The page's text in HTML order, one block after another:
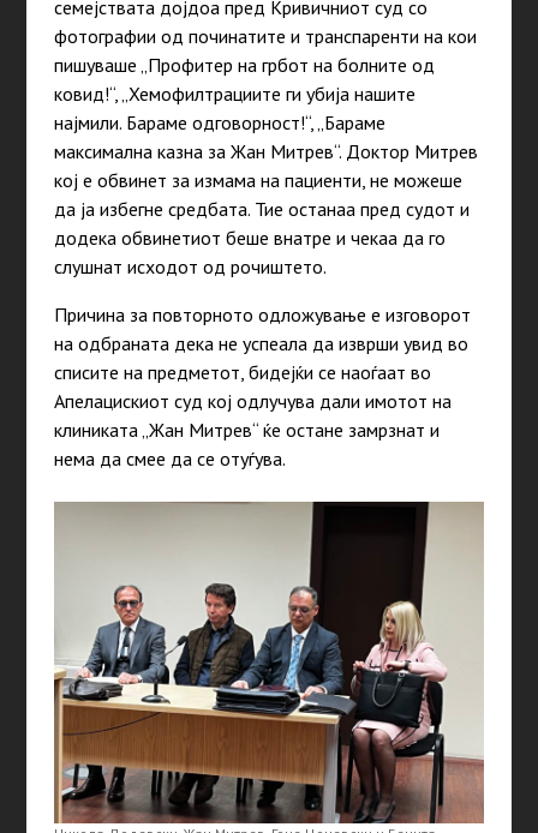
семејствата дојдоа пред Кривичниот суд со
фотографии од починатите и транспаренти на кои
пишуваше „Профитер на грбот на болните од
ковид!“, „Хемофилтрациите ги убија нашите
најмили. Бараме одговорност!“, „Бараме
максимална казна за Жан Митрев“. Доктор Митрев
кој е обвинет за измама на пациенти, не можеше
да ја избегне средбата. Тие останаа пред судот и
додека обвинетиот беше внатре и чекаа да го
слушнат исходот од рочиштето.
Причина за повторното одложување е изговорот
на одбраната дека не успеала да изврши увид во
списите на предметот, бидејќи се наоѓаат во
Апелацискиот суд кој одлучува дали имотот на
клиниката „Жан Митрев“ ќе остане замрзнат и
нема да смее да се отуѓува.